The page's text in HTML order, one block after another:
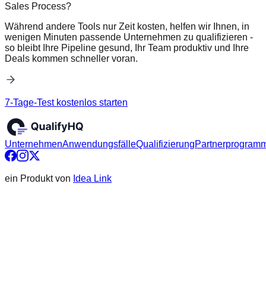
Sales Process?
Während andere Tools nur Zeit kosten, helfen wir Ihnen, in
wenigen Minuten passende Unternehmen zu qualifizieren -
so bleibt Ihre Pipeline gesund, Ihr Team produktiv und Ihre
Deals kommen schneller voran.
7-Tage-Test kostenlos starten
UnternehmenAnwendungsfälleQualifizierung
ein Produkt von Idea Link